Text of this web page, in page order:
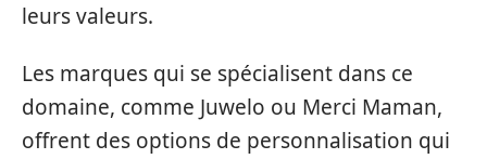
leurs valeurs.
Les marques qui se spécialisent dans ce
domaine, comme Juwelo ou Merci Maman,
offrent des options de personnalisation qui